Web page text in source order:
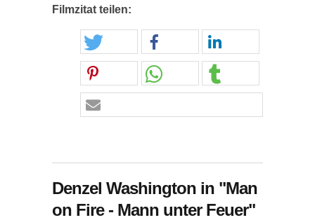
Filmzitat teilen:
Denzel Washington in "Man
on Fire - Mann unter Feuer"